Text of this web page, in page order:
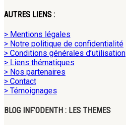
AUTRES LIENS :
> Mentions légales
> Notre politique de confidentialité
> Conditions générales d’utilisation
> Liens thématiques
> Nos partenaires
> Contact
> Témoignages
BLOG INF’ODENTH : LES THEMES